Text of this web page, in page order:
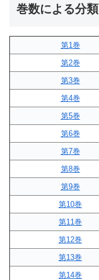
巻数による分類
第1巻
第2巻
第3巻
第4巻
第5巻
第6巻
第7巻
第8巻
第9巻
第10巻
第11巻
第12巻
第13巻
第14巻